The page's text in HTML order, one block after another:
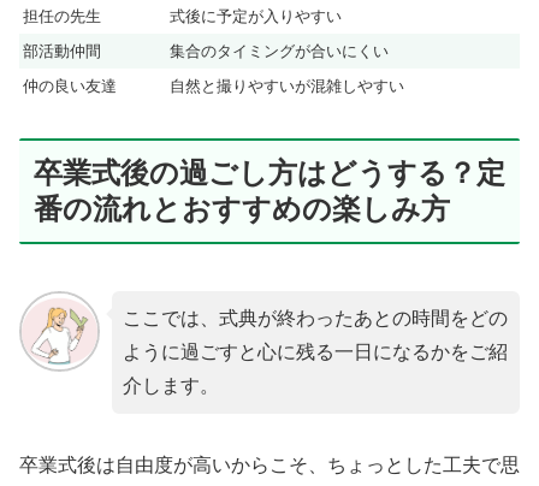
担任の先生
式後に予定が入りやすい
部活動仲間
集合のタイミングが合いにくい
仲の良い友達
自然と撮りやすいが混雑しやすい
卒業式後の過ごし方はどうする？定
番の流れとおすすめの楽しみ方
ここでは、式典が終わったあとの時間をどの
ように過ごすと心に残る一日になるかをご紹
介します。
卒業式後は自由度が高いからこそ、ちょっとした工夫で思